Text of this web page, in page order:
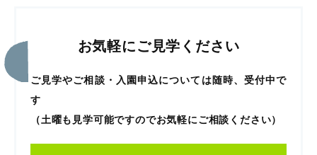
お気軽にご見学ください
ご見学やご相談・入園申込については随時、受付中で
す
（土曜も見学可能ですのでお気軽にご相談ください）